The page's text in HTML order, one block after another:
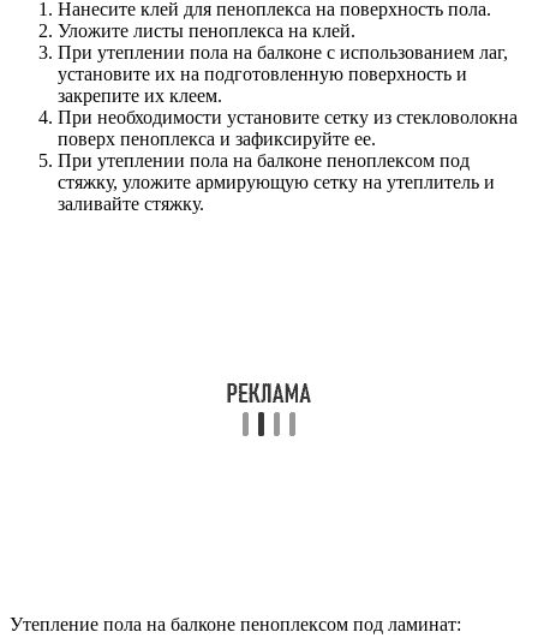
Нанесите клей для пеноплекса на поверхность пола.
Уложите листы пеноплекса на клей.
При утеплении пола на балконе с использованием лаг,
установите их на подготовленную поверхность и
закрепите их клеем.
При необходимости установите сетку из стекловолокна
поверх пеноплекса и зафиксируйте ее.
При утеплении пола на балконе пеноплексом под
стяжку, уложите армирующую сетку на утеплитель и
заливайте стяжку.
Утепление пола на балконе пеноплексом под ламинат: